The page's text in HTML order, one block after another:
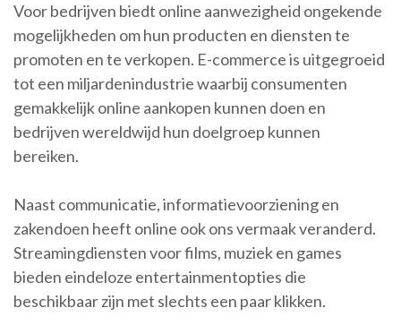
Voor bedrijven biedt online aanwezigheid ongekende
mogelijkheden om hun producten en diensten te
promoten en te verkopen. E-commerce is uitgegroeid
tot een miljardenindustrie waarbij consumenten
gemakkelijk online aankopen kunnen doen en
bedrijven wereldwijd hun doelgroep kunnen
bereiken.
Naast communicatie, informatievoorziening en
zakendoen heeft online ook ons vermaak veranderd.
Streamingdiensten voor films, muziek en games
bieden eindeloze entertainmentopties die
beschikbaar zijn met slechts een paar klikken.